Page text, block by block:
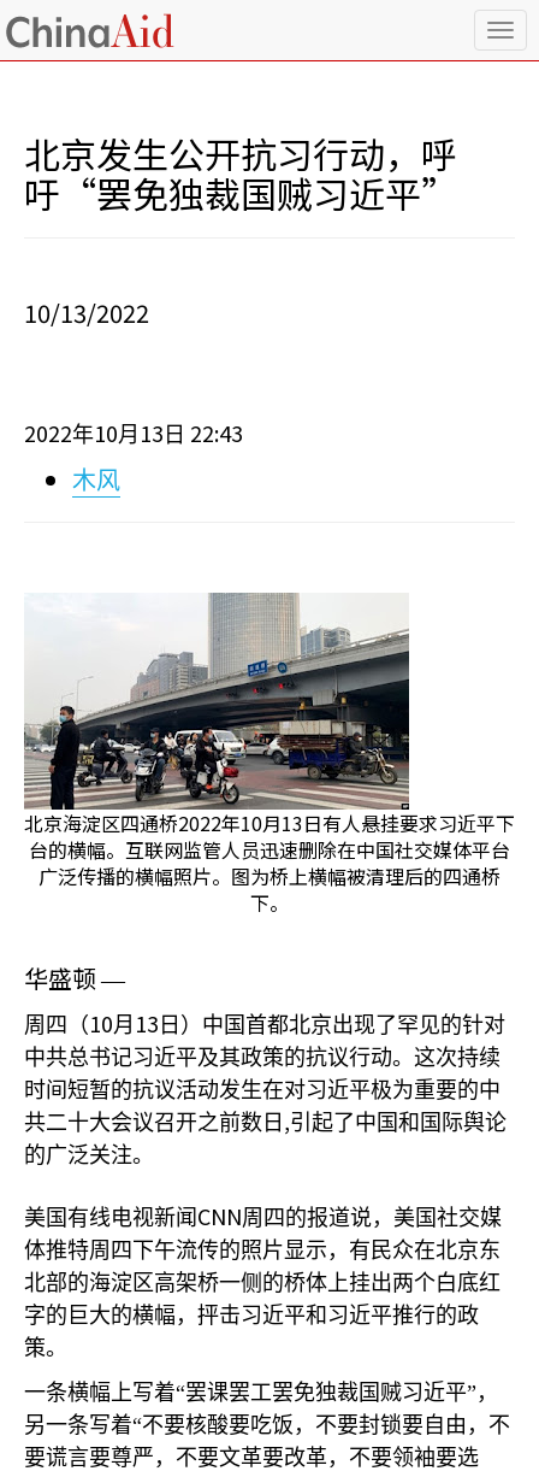
T
o
北京发生公开抗习行动，呼
吁“罢免独裁国贼习近平”
10/13/2022
2022年10月 13 日 22:43
木风
北京海淀区四通桥2022年10月13日有人悬挂要求习近平下
台的横幅。互联网监管人员迅速删除在中国社交媒体平台
广泛传播的横幅照片。图为桥上横幅被清理后的四通桥
下。
华盛顿 —
周四（ 10月 13 日）中国首都北京出现了罕见的针对
中共总书记习近平及其政策的抗议行动。这次持续
时间短暂的抗议活动发生在对习近平极为重要的中
共二十大会议召开之前数日 ,引起了中国和国际舆论
的广泛关注。
美国有线电视新闻 CNN周四的报道说，美国社交媒
体推特周四下午流传的照片显示，有民众在北京东
北部的海淀区高架桥一侧的桥体上挂出两个白底红
字的巨大的横幅，抨击习近平和习近平推行的政
策。
一条横幅上写着“罢课罢工罢免独裁国贼习近平”，
另一条写着“不要核酸要吃饭，不要封锁要自由，不
要谎言要尊严，不要文革要改革，不要领袖要选